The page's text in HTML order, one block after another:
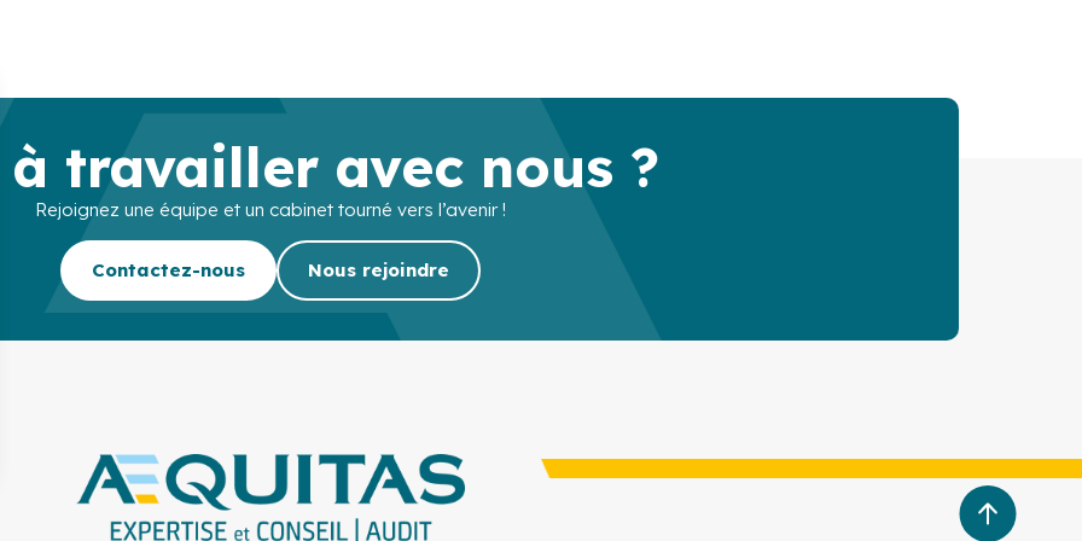
travailler avec nous ?
Rejoignez une équipe et un cabinet tourné vers l’avenir !
Contactez-nous Nous rejoindre